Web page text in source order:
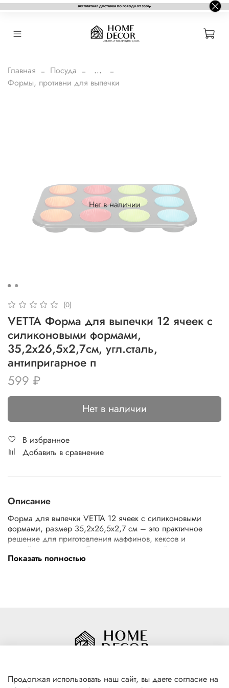
Главная Посуда
...
Формы, противни для выпечки
Нет в наличии
(0)
VETTA Форма для выпечки 12 ячеек с
силиконовыми формами,
35,2х26,5х2,7см, угл.сталь,
антипригарное п
599 ₽
Нет в наличии
В избранное
Добавить в сравнение
Описание
Форма для выпечки VETTA 12 ячеек с силиконовыми
формами, размер 35,2х26,5х2,7 см – это практичное
решение для приготовления маффинов, кексов и
капкейков в духовке. Состоит из двух частей: поддона из
углеродистой стали с ячейками и 12 силиконовых форм.
Показать полностью
Продолжая использовать наш сайт, вы даете согласие на